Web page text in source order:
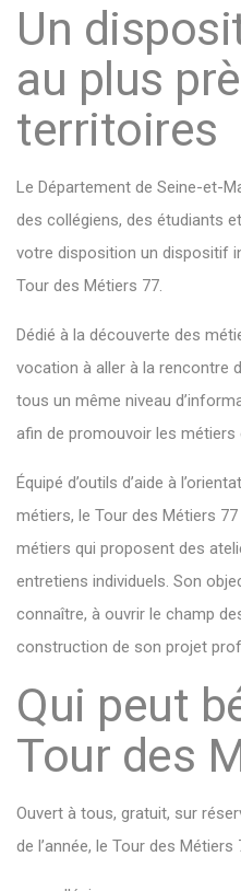
Un
au plus
territoires
Le Département de Seine-et-
des collégiens, des étudiants
votre disposition un dispositif
Tour des Métiers 77.
Dédié à la découverte des
vocation à aller à la rencontre
tous un même niveau
afin de promouvoir les métiers
Équipé d’outils d’aide à
métiers, le Tour des Métiers
métiers qui proposent des
entretiens individuels. Son
connaître, à ouvrir le champ
construction de son projet
Qui peut
Tour des
Ouvert à tous, gratuit, sur
de l’année, le Tour des